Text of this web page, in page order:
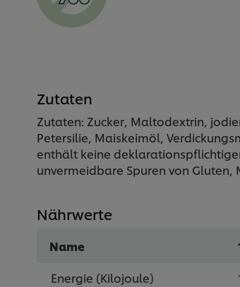
Zutaten
Zutaten: Zucker, Maltodextrin,
Petersilie, Maiskeimöl,
enthält keine
unvermeidbare Spuren von Gluten,
Nährwerte
Name
Energie (Kilojoule)